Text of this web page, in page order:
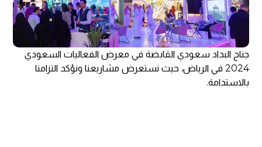
جناح البداد سعودي القابضة في معرض الفعاليات السعودي
2024 في الرياض، حيث نستعرض مشاريعنا ونؤكد التزامنا
بالاستدامة.